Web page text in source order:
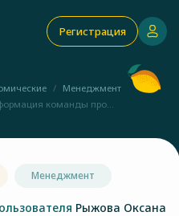
Регистрация
Менеджмент
команды про...
Менеджмент
Рыжова Оксана